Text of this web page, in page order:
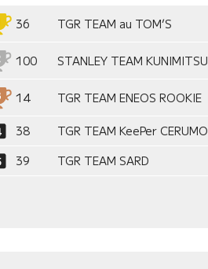
36 TGR TEAM au TOM’S
100 STANLEY TEAM KUNIMITSU
14 TGR TEAM ENEOS ROOKIE
38 TGR TEAM KeePer CERUMO
39
TGR TEAM SARD